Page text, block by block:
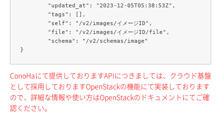
ConoHaにて提供しておりますAPIにつきましては、クラウド基盤
として採用しておりますOpenStackの機能にて実装しております
ので、詳細な情報や使い方はOpenStackのドキュメントにてご確
認ください。